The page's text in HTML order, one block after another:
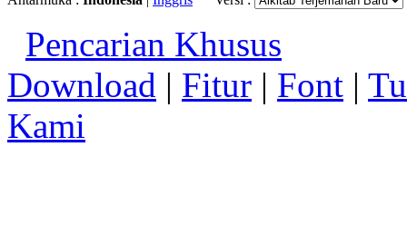
Pencarian Khusus
Download | Fitur | Font |
Kami